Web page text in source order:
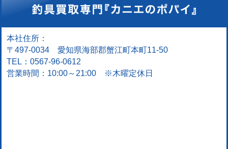
本社住所：
〒497-0034 愛知県海部郡蟹江町本町11-50
TEL：0567-96-0612
営業時間：10:00～21:00 ※木曜定休日